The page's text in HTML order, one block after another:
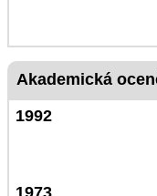
Akademická
1992
1973